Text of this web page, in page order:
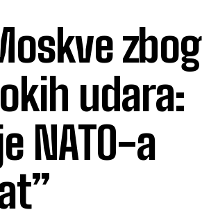
zbog
udara:
NATO-a